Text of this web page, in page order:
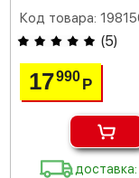
Код товара:
(5)
17990Р